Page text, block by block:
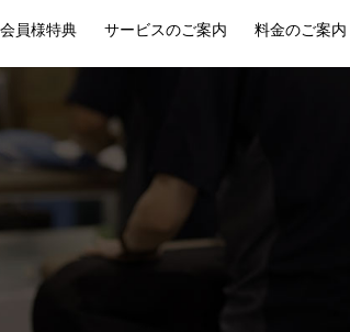
会員様特典 サービスのご案内 料金のご案内